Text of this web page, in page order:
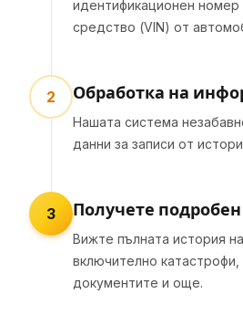
идентификационен номер
средство (VIN) от
2 Обработка на
Нашата система
данни за записи от
3 Получете
Вижте пълната история
включително катастрофи,
документите и още.